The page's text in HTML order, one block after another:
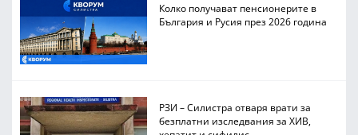
Колко получават пенсионерите в
България и Русия през 2026 година
РЗИ – Силистра отваря врати за
безплатни изследвания за ХИВ,